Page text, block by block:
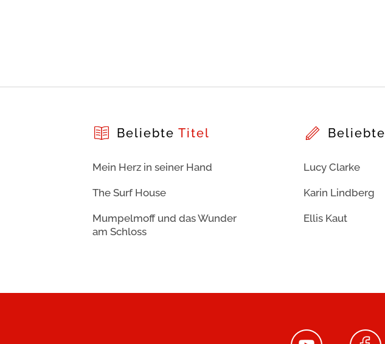
Beliebte Titel
Mein Herz in seiner Hand
The Surf House
Mumpelmoff und das Wunder
am Schloss
Beliebte
Lucy Clarke
Karin Lindberg
Ellis Kaut